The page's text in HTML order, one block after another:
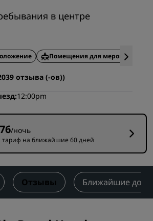
в центре
Помещения для мероприятий
отзыва (-ов))
12:00pm
/ночь
на ближайшие 60 дней
Отзывы Ближайшие